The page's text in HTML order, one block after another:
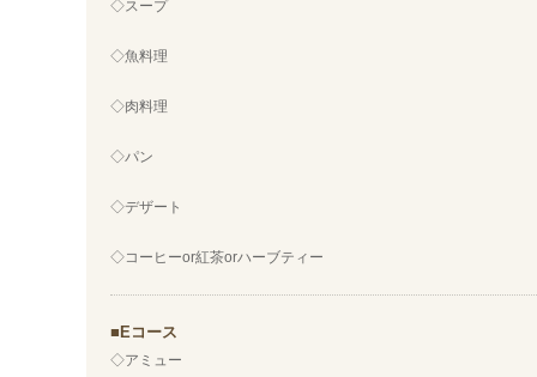
◇スープ
◇魚料理
◇肉料理
◇パン
◇デザート
◇コーヒーor紅茶orハーブティー
Eコース
◇アミュー